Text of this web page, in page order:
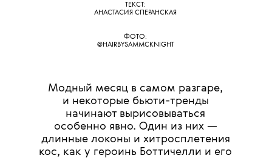
ТЕКСТ:
АНАСТАСИЯ СПЕРАНСКАЯ
ФОТО:
@HAIRBYSAMMCKNIGHT
Модный месяц в самом разгаре,
и некоторые бьюти-тренды
начинают вырисовываться
особенно явно. Один из них —
длинные локоны и хитросплетения
кос, как у героинь Боттичелли и его